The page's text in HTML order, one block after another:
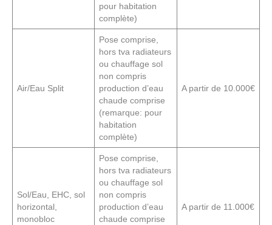
pour habitation
complète)
Air/Eau Split
Pose comprise,
hors tva radiateurs
ou chauffage sol
non compris
production d’eau
chaude comprise
(remarque: pour
habitation
complète)
A partir de 10.000€
Sol/Eau, EHC, sol
horizontal,
monobloc
Pose comprise,
hors tva radiateurs
ou chauffage sol
non compris
production d’eau
chaude comprise
A partir de 11.000€